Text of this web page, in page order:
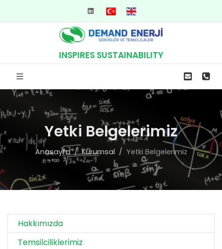
TR EN
INSPIRES SUSTAINABILITY
Yetki Belgelerimiz
Anasayfa Kurumsal Yetki Belgelerimiz
Hakkımızda
Temsilciliklerimiz